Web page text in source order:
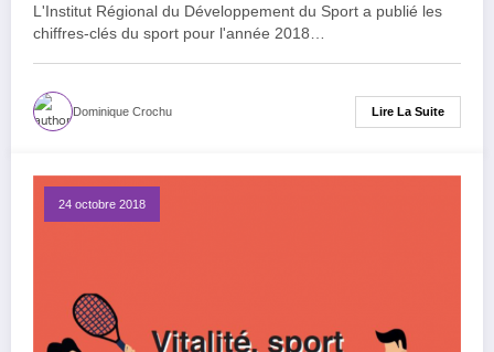
L'Institut Régional du Développement du Sport a publié les
chiffres-clés du sport pour l'année 2018…
Dominique Crochu Lire La Suite
24 octobre 2018